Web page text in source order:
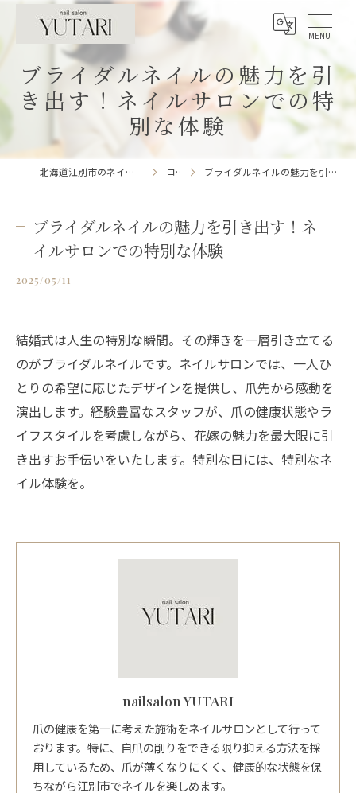
ブライダルネイルの魅力を引
き出す！ネイルサロンでの特
別な体験
北海道江別市のネイルサロンならnailsalon YUTARI コラム ブライダルネイルの魅力を引き出す！ネイルサロンでの特別な体験
ブライダルネイルの魅力を引き出す！ネ
イルサロンでの特別な体験
2025/05/11
結婚式は人生の特別な瞬間。その輝きを一層引き立てる
のがブライダルネイルです。ネイルサロンでは、一人ひ
とりの希望に応じたデザインを提供し、爪先から感動を
演出します。経験豊富なスタッフが、爪の健康状態やラ
イフスタイルを考慮しながら、花嫁の魅力を最大限に引
き出すお手伝いをいたします。特別な日には、特別なネ
イル体験を。
nailsalon YUTARI
爪の健康を第一に考えた施術をネイルサロンとして行って
おります。特に、自爪の削りをできる限り抑える方法を採
用しているため、爪が薄くなりにくく、健康的な状態を保
ちながら江別市でネイルを楽しめます。